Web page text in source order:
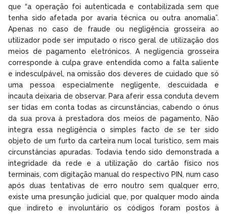
que “a operação foi autenticada e contabilizada sem que
tenha sido afetada por avaria técnica ou outra anomalia”.
Apenas no caso de fraude ou negligência grosseira ao
utilizador pode ser imputado o risco geral de utilização dos
meios de pagamento eletrónicos. A negligencia grosseira
corresponde à culpa grave entendida como a falta saliente
e indesculpável, na omissão dos deveres de cuidado que só
uma pessoa especialmente negligente, descuidada e
incauta deixaria de observar. Para aferir essa conduta devem
ser tidas em conta todas as circunstâncias, cabendo o ónus
da sua prova à prestadora dos meios de pagamento. Não
integra essa negligência o simples facto de se ter sido
objeto de um furto da carteira num local turístico, sem mais
circunstâncias apuradas. Todavia tendo sido demonstrada a
integridade da rede e a utilização do cartão físico nos
terminais, com digitação manual do respectivo PIN, num caso
após duas tentativas de erro noutro sem qualquer erro,
existe uma presunção judicial que, por qualquer modo ainda
que indireto e involuntário os códigos foram postos à